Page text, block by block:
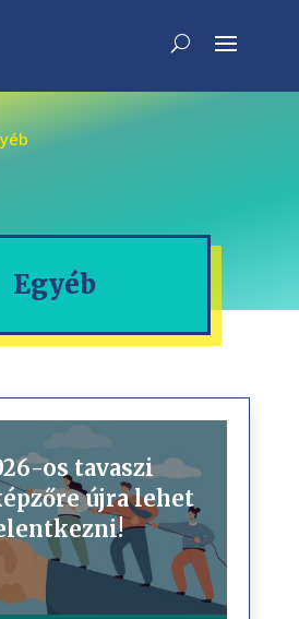
Egyéb
os tavaszi
újra lehet